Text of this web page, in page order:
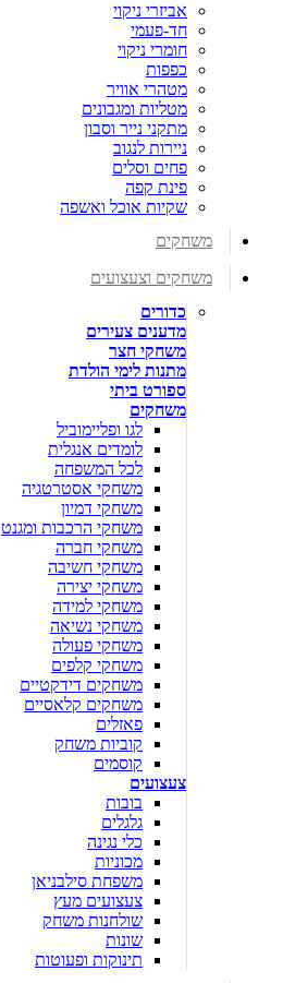
אביזרי ניקוי
חד-פעמי
חומרי ניקוי
כפפות
מטהרי אוויר
מטליות ומגבונים
מתקני נייר וסבון
ניירות לנגוב
פחים וסלים
פינת קפה
שקיות אוכל ואשפה
משחקים
משחקים וצעצועים
כדורים
מדענים צעירים
משחקי חצר
מתנות לימי הולדת
ספורט ביתי
משחקים
לגו ופליימוביל
לומדים אנגלית
לכל המשפחה
משחקי אסטרטגיה
משחקי דמיון
משחקי הרכבות ומגנט
משחקי חברה
משחקי חשיבה
משחקי יצירה
משחקי למידה
משחקי נשיאה
משחקי פעולה
משחקי קלפים
משחקים דידקטיים
משחקים קלאסיים
פאזלים
קוביות משחק
קוסמים
צעצועים
בובות
גלגלים
כלי נגינה
מכוניות
משפחת סילבניאן
צעצועים מעץ
שולחנות משחק
שונות
תינוקות ופעוטות